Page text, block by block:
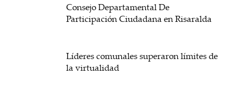
Consejo Departamental De
Participación Ciudadana en Risaralda
Líderes comunales superaron límites de
la virtualidad